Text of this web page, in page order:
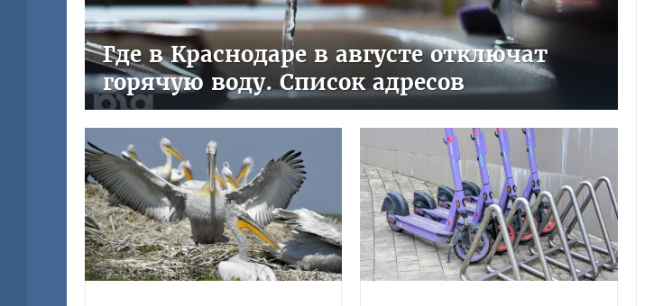
Где в Краснодаре в августе отключат
горячую воду. Список адресов